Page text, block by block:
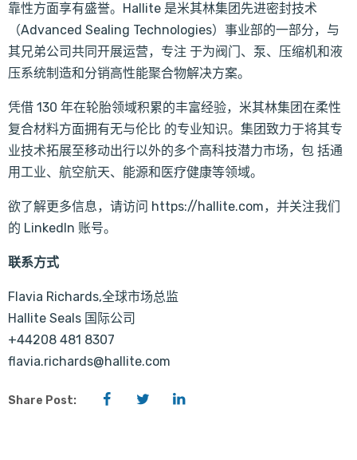
靠性方面享有盛誉。Hallite 是米其林集团先进密封技术
（Advanced Sealing Technologies）事业部的一部分，与
其兄弟公司共同开展运营，专注 于为阀门、泵、压缩机和液
压系统制造和分销高性能聚合物解决方案。
凭借 130 年在轮胎领域积累的丰富经验，米其林集团在柔性
复合材料方面拥有无与伦比 的专业知识。集团致力于将其专
业技术拓展至移动出行以外的多个高科技潜力市场，包 括通
用工业、航空航天、能源和医疗健康等领域。
欲了解更多信息，请访问 https://hallite.com，并关注我们
的 LinkedIn 账号。
联系方式
Flavia Richards,全球市场总监
Hallite Seals 国际公司
+44208 481 8307
flavia.richards@hallite.com
Share Post: FacebookTwitter